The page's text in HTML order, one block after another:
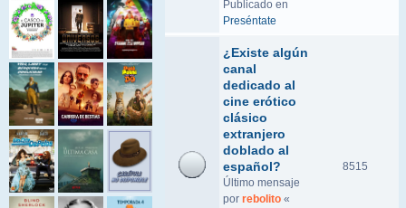
Publicado en
Preséntate
¿Existe algún
canal
dedicado al
cine erótico
clásico
extranjero
doblado al
español?
Último mensaje
por rebolito «
8515